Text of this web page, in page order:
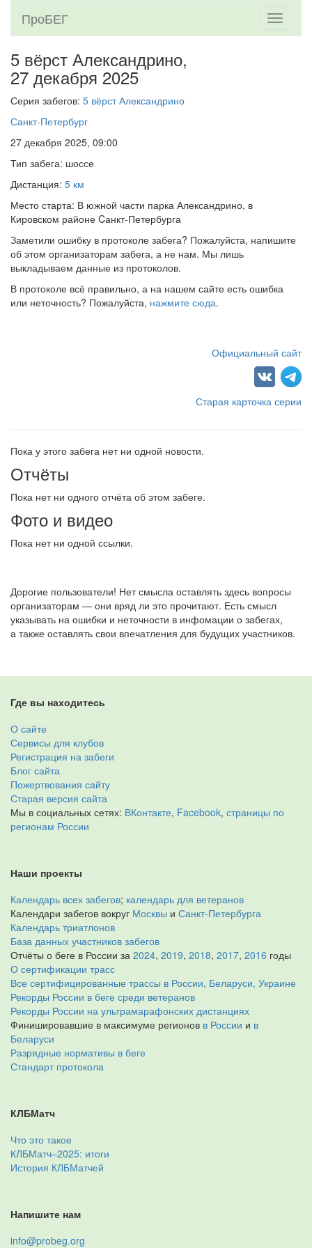
Toggle
ПроБЕГ
5 вёрст Александрино,
27 декабря 2025
Серия забегов: 5 вёрст Александрино
Санкт-Петербург
27 декабря 2025, 09:00
Тип забега: шоссе
Дистанция: 5 км
Место старта: В южной части парка Александрино, в
Кировском районе Cанкт-Петербурга
Заметили ошибку в протоколе забега? Пожалуйста, напишите
об этом организаторам забега, а не нам. Мы лишь
выкладываем данные из протоколов.
В протоколе всё правильно, а на нашем сайте есть ошибка
или неточность? Пожалуйста, нажмите сюда.
Официальный сайт
Старая карточка серии
Пока у этого забега нет ни одной новости.
Отчёты
Пока нет ни одного отчёта об этом забеге.
Фото и видео
Пока нет ни одной ссылки.
Дорогие пользователи! Нет смысла оставлять здесь вопросы
организаторам — они вряд ли это прочитают. Есть смысл
указывать на ошибки и неточности в инфомации о забегах,
а также оставлять свои впечатления для будущих участников.
Где вы находитесь
О сайте
Сервисы для клубов
Регистрация на забеги
Блог сайта
Пожертвования сайту
Старая версия сайта
Мы в социальных сетях: ВКонтакте, Facebook, страницы по
регионам России
Наши проекты
Календарь всех забегов; календарь для ветеранов
Календари забегов вокруг Москвы и Санкт-Петербурга
Календарь триатлонов
База данных участников забегов
Отчёты о беге в России за 2024, 2019, 2018, 2017, 2016 годы
О сертификации трасс
Все сертифицированные трассы в России, Беларуси, Украине
Рекорды России в беге среди ветеранов
Рекорды России на ультрамарафонских дистанциях
Финишировавшие в максимуме регионов в России и в
Беларуси
Разрядные нормативы в беге
Стандарт протокола
КЛБМатч
Что это такое
КЛБМатч–2025: итоги
История КЛБМатчей
Напишите нам
info@probeg.org